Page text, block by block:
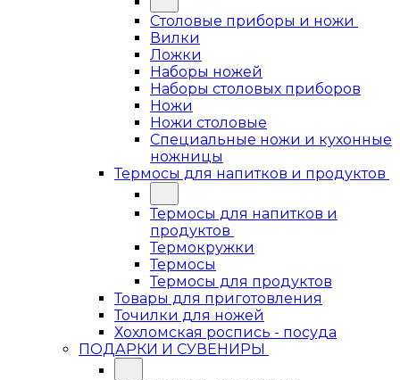
Столовые приборы и ножи
Вилки
Ложки
Наборы ножей
Наборы столовых приборов
Ножи
Ножи столовые
Специальные ножи и кухонные
ножницы
Термосы для напитков и продуктов
Термосы для напитков и
продуктов
Термокружки
Термосы
Термосы для продуктов
Товары для приготовления
Точилки для ножей
Хохломская роспись - посуда
ПОДАРКИ И СУВЕНИРЫ